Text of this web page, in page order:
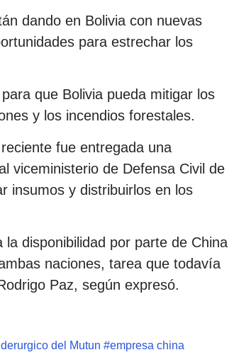
dando en Bolivia con nuevas
para estrechar los
que Bolivia pueda mitigar los
y los incendios forestales.
fue entregada una
viceministerio de Defensa Civil de
insumos y distribuirlos en los
disponibilidad por parte de China
naciones, tarea que todavía
Paz, según expresó.
del Mutun #empresa china